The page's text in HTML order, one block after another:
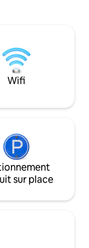
house hors
marche des
Explorez la ferme
pédestres Œufs frais et pain au levain
de réduction pour
Wifi
sur place